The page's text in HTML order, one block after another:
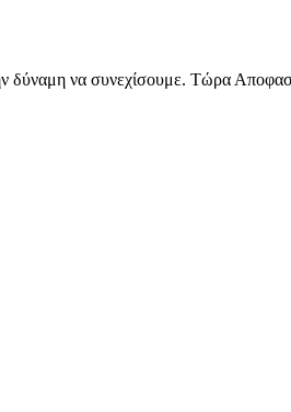
δύναμη να συνεχίσουμε. Τώρα